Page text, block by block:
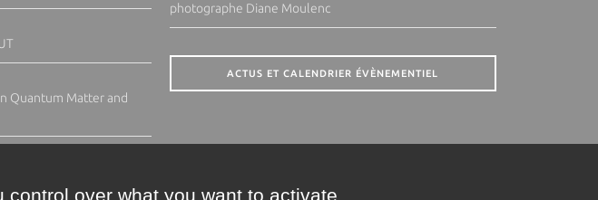
Quantum Matter and
photographe Diane Moulenc
ACTUS ET CALENDRIER ÉVÈNEMENTIEL
over what you want to activate